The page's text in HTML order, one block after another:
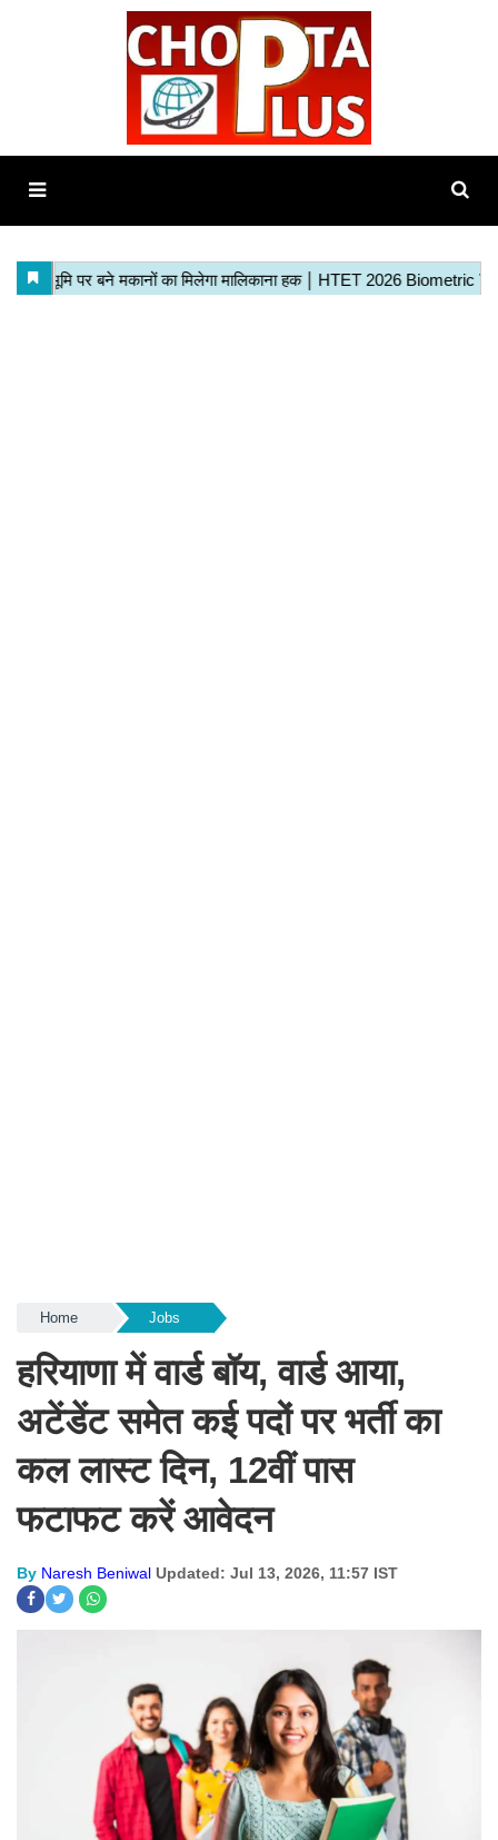
Home Jobs
हरियाणा में वार्ड बॉय, वार्ड आया,
अटेंडेंट समेत कई पदों पर भर्ती का
कल लास्ट दिन, 12वीं पास
फटाफट करें आवेदन
By Naresh Beniwal Updated: Jul 13, 2026, 11:57 IST